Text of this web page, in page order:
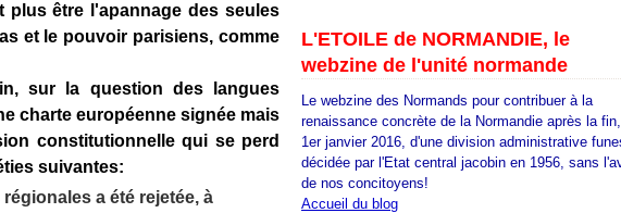
plus être l'apannage des seules
et le pouvoir parisiens, comme
sur la question des langues
charte européenne signée mais
constitutionnelle qui se perd
suivantes:
a été rejetée, à
L'ETOILE de NORMANDIE, le
webzine de l'unité normande
Le webzine des Normands pour contribuer à la
renaissance concrète de la Normandie après la
1er janvier 2016, d'une division administrative
décidée par l'Etat central jacobin en 1956, sans
de nos concitoyens!
Accueil du blog